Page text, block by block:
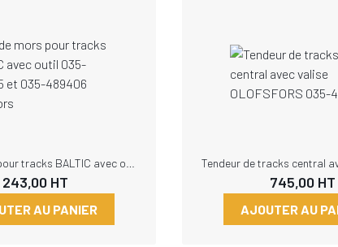
243,00 HT
AU PANIER
745,00 HT
AJOUTER AU